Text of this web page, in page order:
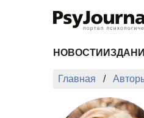
НОВОСТИ
Главная